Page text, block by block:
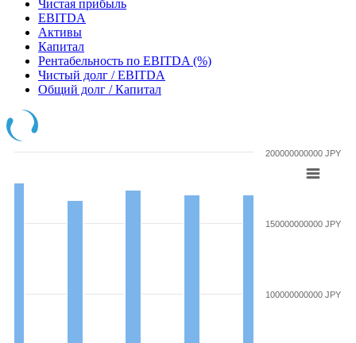
Чистая прибыль
EBITDA
Активы
Капитал
Рентабельность по EBITDA (%)
Чистый долг / EBITDA
Общий долг / Капитал
100000000000 JPY
150000000000 JPY
200000000000 JPY